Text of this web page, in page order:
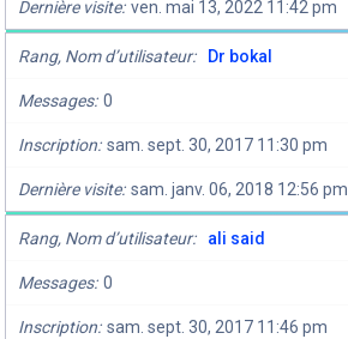
Dernière visite ven. mai 13, 2022 11:42 pm
Rang, Nom d’utilisateur Dr bokal
Messages 0
Inscription sam. sept. 30, 2017 11:30 pm
Dernière visite sam. janv. 06, 2018 12:56 pm
Rang, Nom d’utilisateur ali said
Messages 0
Inscription sam. sept. 30, 2017 11:46 pm